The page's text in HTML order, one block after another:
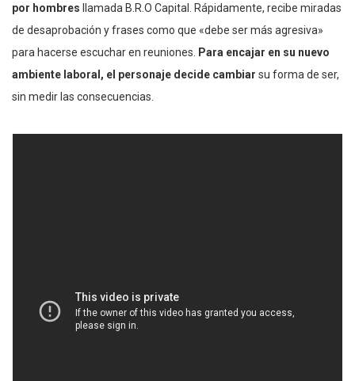
por hombres llamada B.R.O Capital. Rápidamente, recibe miradas
de desaprobación y frases como que «debe ser más agresiva»
para hacerse escuchar en reuniones.
Para encajar en su nuevo
ambiente laboral, el personaje decide cambiar su forma de ser,
sin medir las consecuencias.